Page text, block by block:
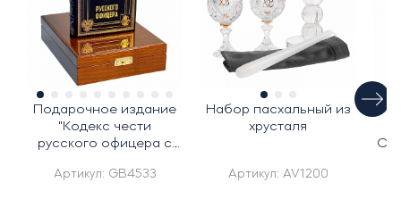
Подарочное издание
"Кодекс чести
русского офицера с
Победоносец"
Артикул: GB4533
Набор пасхальный из
хрусталя
Артикул: AV1200